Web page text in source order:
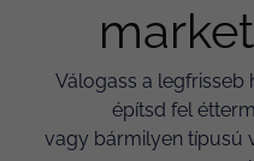
Válogass a legfrisseb
építsd fel
vagy bármilyen típusú